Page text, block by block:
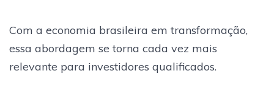
Com a economia brasileira em transformação,
essa abordagem se torna cada vez mais
relevante para investidores qualificados.